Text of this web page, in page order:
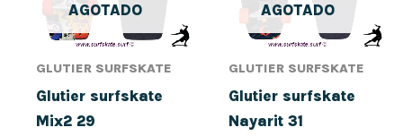
AGOTADO
GLUTIER SURFSKATE
Glutier surfskate
Mix2 29
AGOTADO
GLUTIER SURFSKATE
Glutier surfskate
Nayarit 31